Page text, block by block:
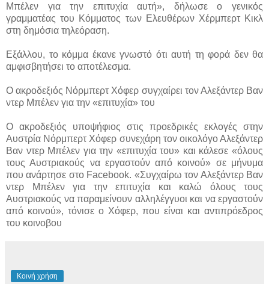
Μπέλεν για την επιτυχία αυτή», δήλωσε ο γενικός
γραμματέας του Κόμματος των Ελευθέρων Χέρμπερτ Κικλ
στη δημόσια τηλεόραση.
Εξάλλου, το κόμμα έκανε γνωστό ότι αυτή τη φορά δεν θα
αμφισβητήσει το αποτέλεσμα.
Ο ακροδεξιός Νόρμπερτ Χόφερ συγχαίρει τον Αλεξάντερ Βαν
ντερ Μπέλεν για την «επιτυχία» του
Ο ακροδεξιός υποψήφιος στις προεδρικές εκλογές στην
Αυστρία Νόρμπερτ Χόφερ συνεχάρη τον οικολόγο Αλεξάντερ
Βαν ντερ Μπέλεν για την «επιτυχία του» και κάλεσε «όλους
τους Αυστριακούς να εργαστούν από κοινού» σε μήνυμα
που ανάρτησε στο Facebook. «Συγχαίρω τον Αλεξάντερ Βαν
ντερ Μπέλεν για την επιτυχία και καλώ όλους τους
Αυστριακούς να παραμείνουν αλληλέγγυοι και να εργαστούν
από κοινού», τόνισε ο Χόφερ, που είναι και αντιπρόεδρος
του κοινοβου
Κοινή χρήση